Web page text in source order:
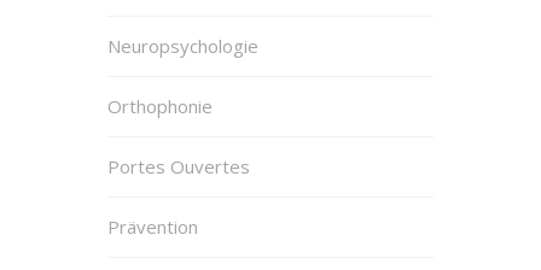
Neuropsychologie
Orthophonie
Portes Ouvertes
Prävention